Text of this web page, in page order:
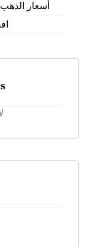
أسعار الذهب